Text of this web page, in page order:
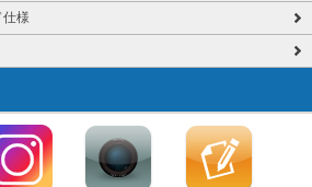
様